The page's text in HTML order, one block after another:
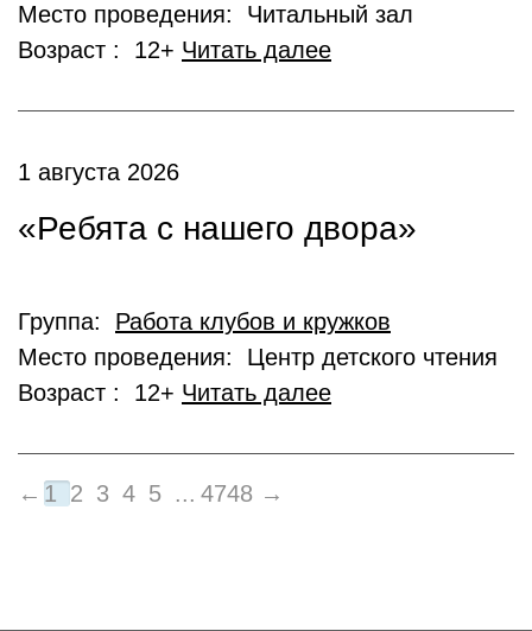
Место проведения: Читальный зал
Возраст : 12+ Читать далее
1 августа 2026
«Ребята с нашего двора»
Группа: Работа клубов и кружков
Место проведения: Центр детского чтения
Возраст : 12+ Читать далее
← 1 2 3 4 5 ... 4748 →